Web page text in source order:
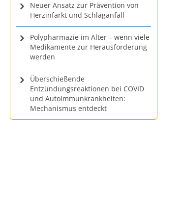
Neuer Ansatz zur Prävention von
Herzinfarkt und Schlaganfall
Polypharmazie im Alter – wenn viele
Medikamente zur Herausforderung
werden
Überschießende
Entzündungsreaktionen bei COVID
und Autoimmunkrankheiten:
Mechanismus entdeckt